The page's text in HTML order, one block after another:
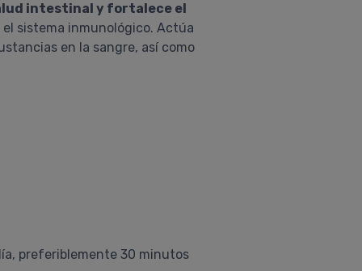
intestinal y fortalece el
sistema inmunológico. Actúa
en la sangre, así como
preferiblemente 30 minutos